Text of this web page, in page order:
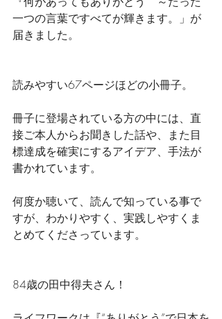
一つの言葉ですべてが輝きます。」が
届きました。
読みやすい67ページほどの小冊子。
冊子に登場されている方の中には、直
接ご本人からお聞きした話や、また目
標達成を確実にするアイデア、手法が
書かれています。
何度か聴いて、読んで知っている事で
すが、わかりやすく、実践しやすくま
とめてくださっています。
84歳の田中得夫さん！